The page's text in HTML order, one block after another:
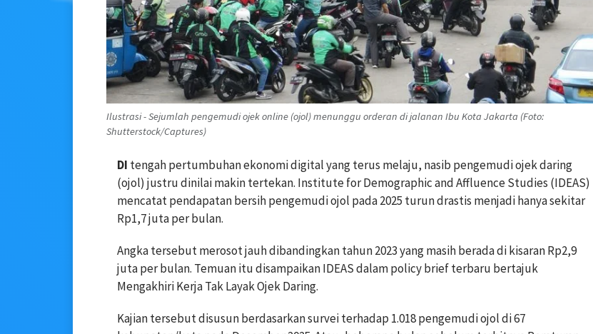
Ilustrasi - Sejumlah pengemudi ojek online (ojol) menunggu orderan di jalanan Ibu Kota Jakarta (Foto:
Shutterstock/Captures)
DI tengah pertumbuhan ekonomi digital yang terus melaju, nasib pengemudi ojek daring
(ojol) justru dinilai makin tertekan. Institute for Demographic and Affluence Studies (IDEAS)
mencatat pendapatan bersih pengemudi ojol pada 2025 turun drastis menjadi hanya sekitar
Rp1,7 juta per bulan.
Angka tersebut merosot jauh dibandingkan tahun 2023 yang masih berada di kisaran Rp2,9
juta per bulan. Temuan itu disampaikan IDEAS dalam policy brief terbaru bertajuk
Mengakhiri Kerja Tak Layak Ojek Daring.
Kajian tersebut disusun berdasarkan survei terhadap 1.018 pengemudi ojol di 67